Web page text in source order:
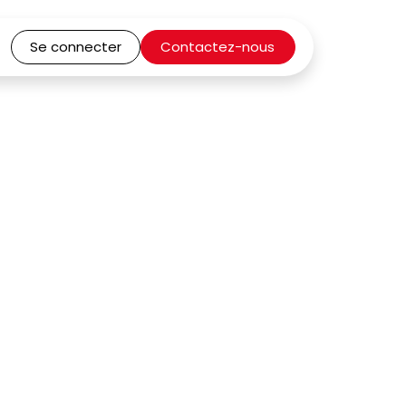
Se connecter Contactez-nous